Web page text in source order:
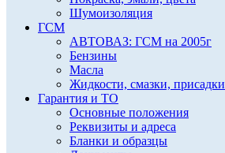
Шумоизоляция
ГСМ
АВТОВАЗ: ГСМ на 2005г
Бензины
Масла
Жидкости, смазки, присадки
Гарантия и ТО
Основные положения
Реквизиты и адреса
Бланки и образцы